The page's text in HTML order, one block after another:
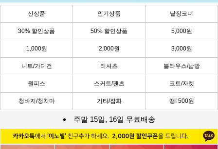
신상품 인기상품 낱장코너
30% 할인상품 50% 할인상품 5,000원
1,000원 2,000원 3,000원
니트/가디건 티셔츠 블라우스/남방
원피스 스커트/팬츠 코트/자켓
청바지/청치마 기타/잡화 땡! 500원
주말 15일, 16일 무료배송